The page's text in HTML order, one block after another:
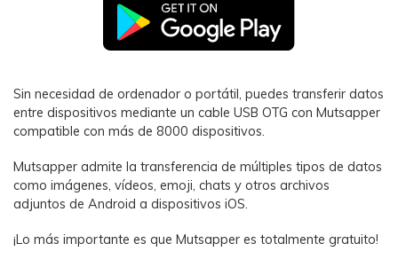
Sin necesidad de ordenador o portátil, puedes transferir datos
entre dispositivos mediante un cable USB OTG con Mutsapper
compatible con más de 8000 dispositivos.
Mutsapper admite la transferencia de múltiples tipos de datos
como imágenes, vídeos, emoji, chats y otros archivos
adjuntos de Android a dispositivos iOS.
¡Lo más importante es que Mutsapper es totalmente gratuito!